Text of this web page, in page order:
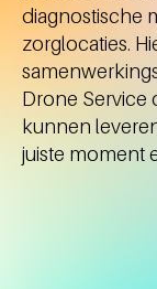
diagnostische
zorglocaties.
Drone Service
kunnen
juiste moment